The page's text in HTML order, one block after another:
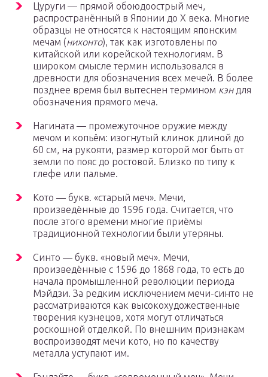
Цуруги — прямой обоюдоострый меч,
распространённый в Японии до X века. Многие
образцы не относятся к настоящим японским
мечам (нихонто), так как изготовлены по
китайской или корейской технологиям. В
широком смысле термин использовался в
древности для обозначения всех мечей. В более
позднее время был вытеснен термином кэндля
обозначения прямого меча.
Нагината — промежуточное оружие между
мечом и копьём: изогнутый клинок длиной до
60 см, на рукояти, размер которой мог быть от
земли по пояс до ростовой. Близко по типу к
глефе или пальме.
Кото — букв. «старый меч». Мечи,
произведённые до 1596 года. Считается, что
после этого времени многие приёмы
традиционной технологии были утеряны.
Синто — букв. «новый меч». Мечи,
произведённые с 1596 до 1868 года, то есть до
начала промышленной революции периода
Мэйдзи. За редким исключением мечи-синто не
рассматриваются как высокохудожественные
творения кузнецов, хотя могут отличаться
роскошной отделкой. По внешним признакам
воспроизводят мечи кото, но по качеству
металла уступают им.